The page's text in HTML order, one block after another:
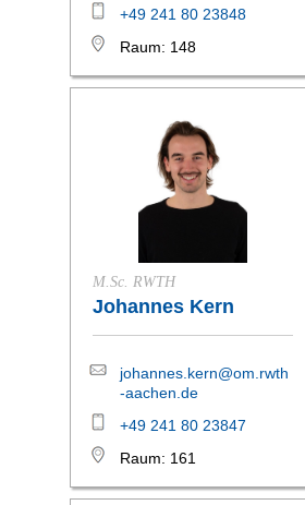
+49 241 80 23848
Raum: 148
M.Sc. RWTH
Johannes Kern
johannes.kern@om.rwth
-aachen.de
+49 241 80 23847
Raum: 161